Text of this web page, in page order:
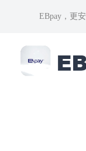
EBpay，更